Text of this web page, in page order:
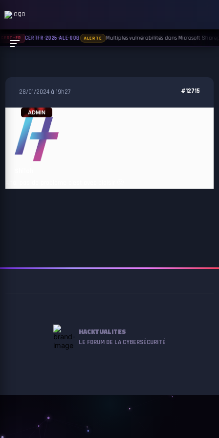
28/01/2024 à 19h27 #12715
ADMIN
HACKTUALITES
LE FORUM DE LA CYBERSÉCURITÉ
CERT-FR CERTFR-2026-ALE-008 ALERTE Multiples vulnérabilités dans Microsoft